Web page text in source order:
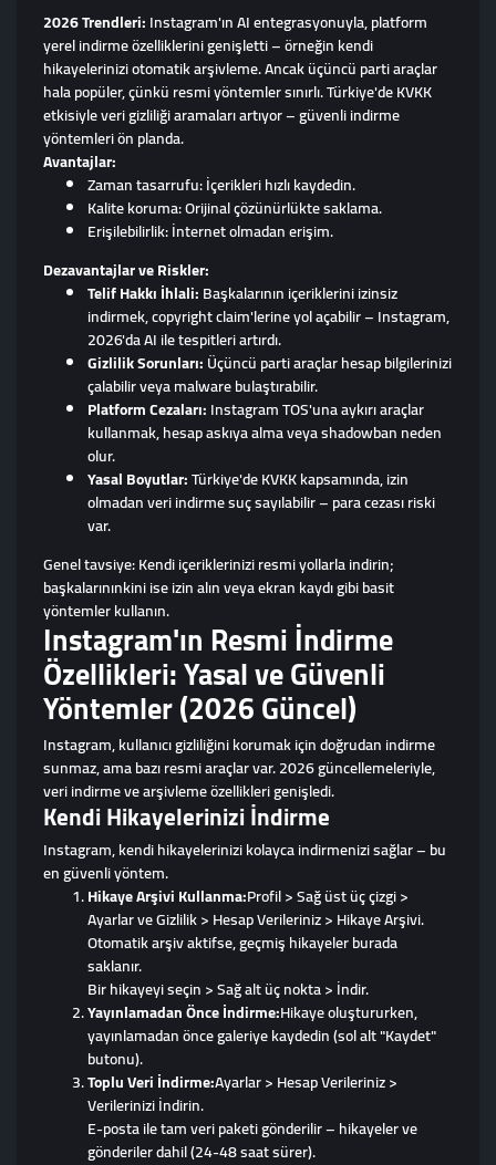
2026 Trendleri:Instagram'ın AI entegrasyonuyla, platform
yerel indirme özelliklerini genişletti – örneğin kendi
hikayelerinizi otomatik arşivleme. Ancak üçüncü parti araçlar
hala popüler, çünkü resmi yöntemler sınırlı. Türkiye'de KVKK
etkisiyle veri gizliliği aramaları artıyor – güvenli indirme
yöntemleri ön planda.
Avantajlar:
Zaman tasarrufu: İçerikleri hızlı kaydedin.
Kalite koruma: Orijinal çözünürlükte saklama.
Erişilebilirlik: İnternet olmadan erişim.
Dezavantajlar ve Riskler:
Telif Hakkı İhlali:Başkalarının içeriklerini izinsiz
indirmek, copyright claim'lerine yol açabilir – Instagram,
2026'da AI ile tespitleri artırdı.
Gizlilik Sorunları:Üçüncü parti araçlar hesap bilgilerinizi
çalabilir veya malware bulaştırabilir.
Platform Cezaları:Instagram TOS'una aykırı araçlar
kullanmak, hesap askıya alma veya shadowban neden
olur.
Yasal Boyutlar:Türkiye'de KVKK kapsamında, izin
olmadan veri indirme suç sayılabilir – para cezası riski
var.
Genel tavsiye: Kendi içeriklerinizi resmi yollarla indirin;
başkalarınınkini ise izin alın veya ekran kaydı gibi basit
yöntemler kullanın.
Instagram'ın Resmi İndirme
Özellikleri: Yasal ve Güvenli
Yöntemler (2026 Güncel)
Instagram, kullanıcı gizliliğini korumak için doğrudan indirme
sunmaz, ama bazı resmi araçlar var. 2026 güncellemeleriyle,
veri indirme ve arşivleme özellikleri genişledi.
Kendi Hikayelerinizi İndirme
Instagram, kendi hikayelerinizi kolayca indirmenizi sağlar – bu
en güvenli yöntem.
Hikaye Arşivi Kullanma:Profil > Sağ üst üç çizgi >
Ayarlar ve Gizlilik > Hesap Verileriniz > Hikaye Arşivi.
Otomatik arşiv aktifse, geçmiş hikayeler burada
saklanır.
Bir hikayeyi seçin > Sağ alt üç nokta > İndir.
Yayınlamadan Önce İndirme:Hikaye oluştururken,
yayınlamadan önce galeriye kaydedin (sol alt "Kaydet"
butonu).
Toplu Veri İndirme:Ayarlar > Hesap Verileriniz >
Verilerinizi İndirin.
E-posta ile tam veri paketi gönderilir – hikayeler ve
gönderiler dahil (24-48 saat sürer).